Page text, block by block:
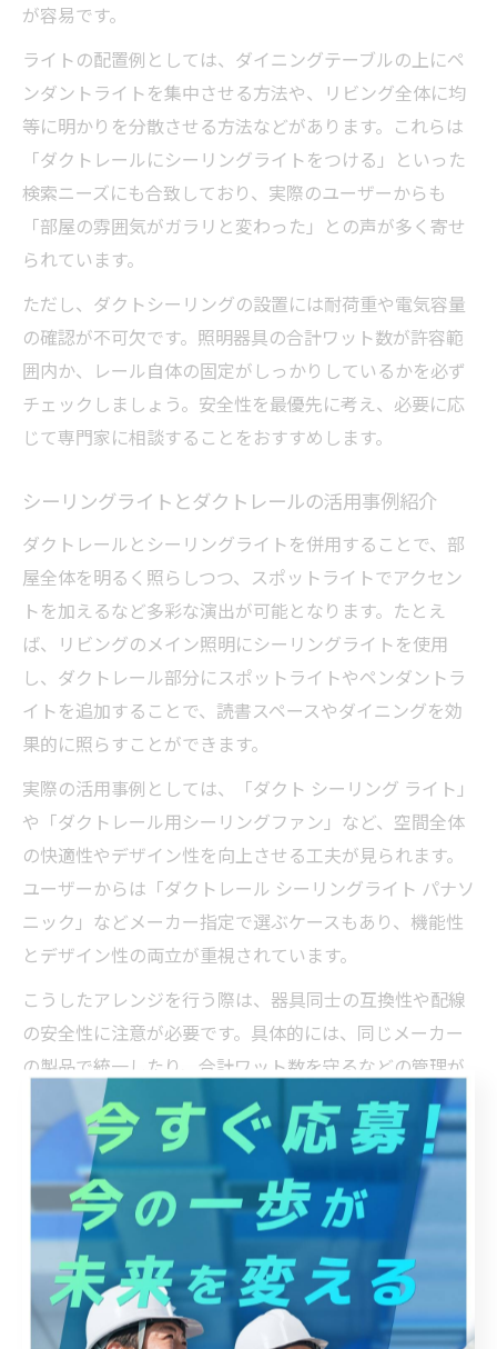
が容易です。
ライトの配置例としては、ダイニングテーブルの上にペ
ンダントライトを集中させる方法や、リビング全体に均
等に明かりを分散させる方法などがあります。これらは
「ダクトレールにシーリングライトをつける」といった
検索ニーズにも合致しており、実際のユーザーからも
「部屋の雰囲気がガラリと変わった」との声が多く寄せ
られています。
ただし、ダクトシーリングの設置には耐荷重や電気容量
の確認が不可欠です。照明器具の合計ワット数が許容範
囲内か、レール自体の固定がしっかりしているかを必ず
チェックしましょう。安全性を最優先に考え、必要に応
じて専門家に相談することをおすすめします。
シーリングライトとダクトレールの活用事例紹介
ダクトレールとシーリングライトを併用することで、部
屋全体を明るく照らしつつ、スポットライトでアクセン
トを加えるなど多彩な演出が可能となります。たとえ
ば、リビングのメイン照明にシーリングライトを使用
し、ダクトレール部分にスポットライトやペンダントラ
イトを追加することで、読書スペースやダイニングを効
果的に照らすことができます。
実際の活用事例としては、「ダクト シーリング ライト」
や「ダクトレール用シーリングファン」など、空間全体
の快適性やデザイン性を向上させる工夫が見られます。
ユーザーからは「ダクトレール シーリングライト パナソ
ニック」などメーカー指定で選ぶケースもあり、機能性
とデザイン性の両立が重視されています。
こうしたアレンジを行う際は、器具同士の互換性や配線
の安全性に注意が必要です。具体的には、同じメーカー
の製品で統一したり、合計ワット数を守るなどの管理が
大切です。初心者の方はまず小規模な設置から始め、慣
れてきたら徐々にアレンジの幅を広げていくと失敗が少
なくなります。
引掛シーリングから始める簡単ダクト工事入門
これからダクトシーリングのDIYに挑戦したい方は、ま
ず「引掛シーリング」を活用したダクトレールの取り付
けから始めるのがおすすめです。最近では「引掛シーリ